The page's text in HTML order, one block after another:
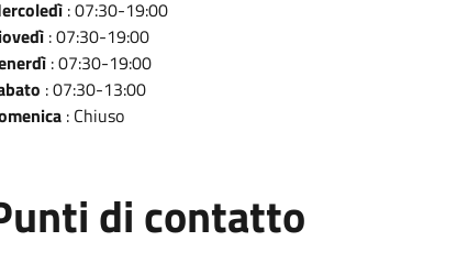
: 07:30-19:00
: 07:30-19:00
: 07:30-19:00
: 07:30-13:00
: Chiuso
di contatto